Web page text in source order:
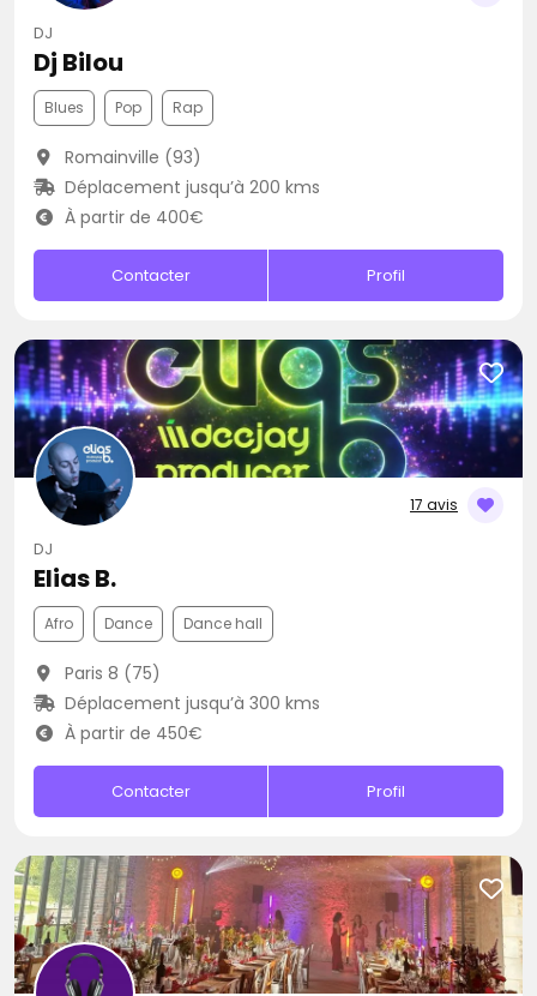
DJ
Dj Bilou
Blues Pop Rap
Romainville (93)
Déplacement jusqu’à 200 kms
À partir de 400€
Contacter Profil
17 avis
DJ
Elias B.
Afro Dance Dance hall
Paris 8 (75)
Déplacement jusqu’à 300 kms
À partir de 450€
Contacter Profil